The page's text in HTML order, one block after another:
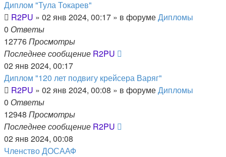
Диплом "Тула Токарев"
R2PU » 02 янв 2024, 00:17 » в форумеДипломы
0 Ответы
12776Просмотры
Последнее сообщение R2PU
02 янв 2024, 00:17
Диплом "120 лет подвигу крейсера Варяг"
R2PU » 02 янв 2024, 00:08 » в форумеДипломы
0 Ответы
12948 Просмотры
Последнее сообщение R2PU
02 янв 2024, 00:08
Членство ДОСААФ